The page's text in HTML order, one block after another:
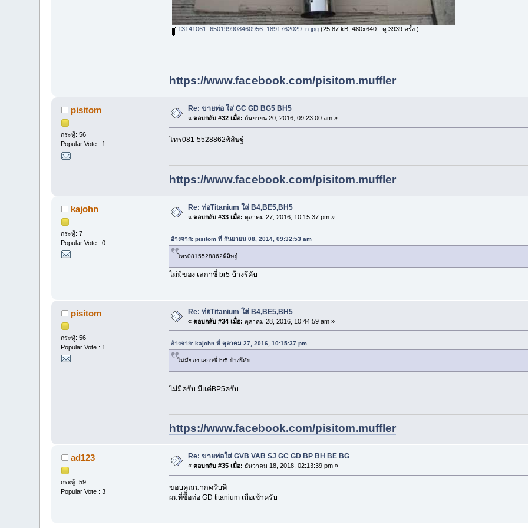
13141061_650199908460956_1891762029_n.jpg (25.87 kB, 480x640 - ดู 3939 ครั้ง.)
https://www.facebook.com/pisitom.muffler
pisitom
กระทู้: 56
Popular Vote : 1
Re: ขายท่อ ใส่ GC GD BG5 BH5
«ตอบกลับ #32 เมื่อ: กันยายน 20, 2016, 09:23:00 am »
โทร081-5528862พิสิษฐ์
https://www.facebook.com/pisitom.muffler
kajohn
กระทู้: 7
Popular Vote : 0
Re: ท่อTitanium ใส่ B4,BE5,BH5
«ตอบกลับ #33 เมื่อ: ตุลาคม 27, 2016, 10:15:37 pm »
อ้างจาก: pisitom ที่ กันยายน 08, 2014, 09:32:53 am
โทร0815528862พิสิษฐ์
ไม่มีของ เลกาซี่ br5 บ้างรึคับ
pisitom
กระทู้: 56
Popular Vote : 1
Re: ท่อTitanium ใส่ B4,BE5,BH5
«ตอบกลับ #34 เมื่อ: ตุลาคม 28, 2016, 10:44:59 am »
อ้างจาก: kajohn ที่ ตุลาคม 27, 2016, 10:15:37 pm
ไม่มีของ เลกาซี่ br5 บ้างรึคับ
ไม่มีครับ มีแต่BP5ครับ
https://www.facebook.com/pisitom.muffler
ad123
กระทู้: 59
Popular Vote : 3
Re: ขายท่อใส่ GVB VAB SJ GC GD BP BH BE BG
«ตอบกลับ #35 เมื่อ: ธันวาคม 18, 2018, 02:13:39 pm »
ขอบคุณมากครับพี่
ผมที่ซื้อท่อ GD titanium เมื่อเช้าครับ